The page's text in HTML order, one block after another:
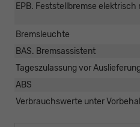
EPB. Feststellbremse
Bremsleuchte
BAS. Bremsassistent
Tageszulassung vor
ABS
Verbrauchswerte unter